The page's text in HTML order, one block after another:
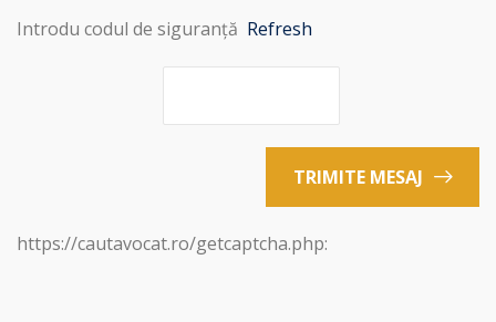
Introdu codul de siguranță Refresh
TRIMITE MESAJ
https://cautavocat.ro/getcaptcha.php: